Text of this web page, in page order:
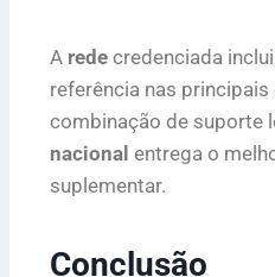
A rede credenciada inclui
referência nas principais
combinação de suporte
nacional entrega o
suplementar.
Conclusão